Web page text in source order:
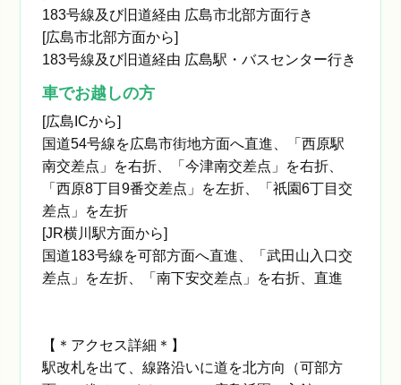
183号線及び旧道経由 広島市北部方面行き
[広島市北部方面から]
183号線及び旧道経由 広島駅・バスセンター行き
車でお越しの方
[広島ICから]
国道54号線を広島市街地方面へ直進、「西原駅
南交差点」を右折、「今津南交差点」を右折、
「西原8丁目9番交差点」を左折、「祇園6丁目交
差点」を左折
[JR横川駅方面から]
国道183号線を可部方面へ直進、「武田山入口交
差点」を左折、「南下安交差点」を右折、直進
【＊アクセス詳細＊】
駅改札を出て、線路沿いに道を北方向（可部方